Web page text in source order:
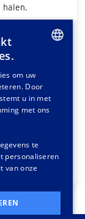
halen.
uit de
NIET zelf maar
tot
nationaal als
te accorderen
worden dus
GERMAN
FRENCH
om uw
Door
u in met
met ons
te
personaliseren
van onze